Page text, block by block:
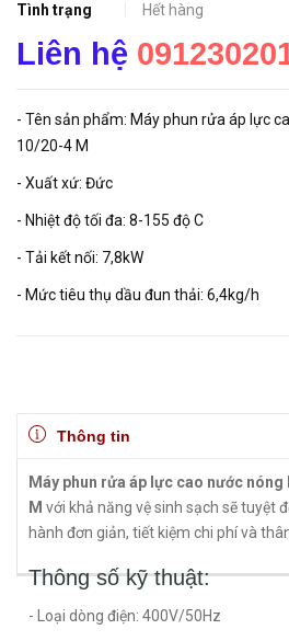
Tình trạng Hết hàng
Liên hệ
- Tên sản phẩm: Máy phun rửa áp lực
10/20-4 M
- Xuất xứ: Đức
- Nhiệt độ tối đa: 8-155 độ C
- Tải kết nối: 7,8kW
- Mức tiêu thụ dầu đun thải: 6,4kg/h
Thông tin
Máy phun rửa áp lực cao nước
M với khả năng vệ sinh sạch sẽ tuyệt
hành đơn giản, tiết kiệm chi phí và
Thông số kỹ thuật:
- Loại dòng điện: 400V/50Hz